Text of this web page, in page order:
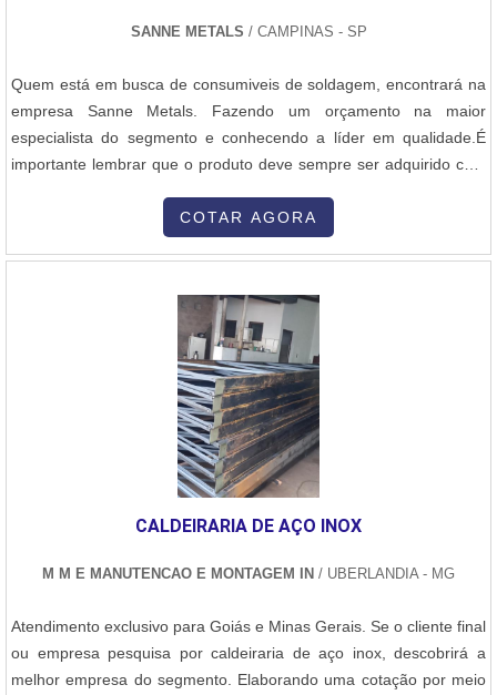
SANNE METALS / CAMPINAS - SP
Quem está em busca de consumiveis de soldagem, encontrará na
empresa Sanne Metals. Fazendo um orçamento na maior
especialista do segmento e conhecendo a líder em qualidade.É
importante lembrar que o produto deve sempre ser adquirido com
a garantir a qualidade e durabilidade dos materiais, além de evitar
INFORMAÇÕES SOBRE CONSUMIVEIS DE SOLDAGEMQuem
procura por consumiveis soldagem em uma empresa inovadora,
depara com a Sanne Metals. Com grande know-how focado em
fios e lâminas de solda prata e reguladores de pressão e vazão,
garantindo a satisfação da venda à entrega final, com foco total na
qualidade.Ainda com uma visão analítica sobre consumiveis de
soldagem, é importante buscar uma empresa que tenha produtos
e serviços com ótima qualidade e precisão, pequenos detalhes,
empresa.Existem muitas formas diferentes de demonstrar
COTAR AGORA
CALDEIRARIA DE AÇO INOX
M M E MANUTENCAO E MONTAGEM IN / UBERLANDIA - MG
Atendimento exclusivo para Goiás e Minas Gerais. Se o cliente final
ou empresa pesquisa por caldeiraria de aço inox, descobrirá a
melhor empresa do segmento. Elaborando uma cotação por meio